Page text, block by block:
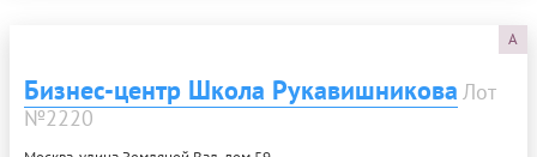
A
Бизнес-центр Школа Рукавишникова Лот
№2220